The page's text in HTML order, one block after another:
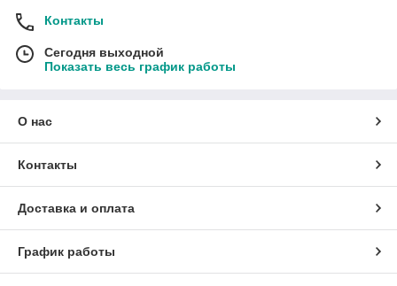
Контакты
Сегодня выходной
Показать весь график работы
О нас
Контакты
Доставка и оплата
График работы